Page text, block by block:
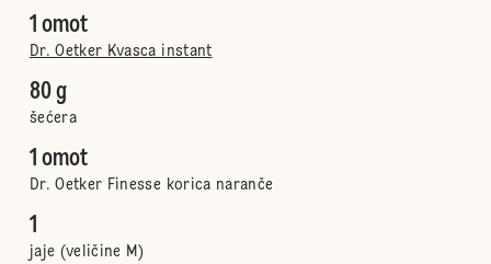
1 omot
Dr. Oetker Kvasca instant
80 g
šećera
1 omot
Dr. Oetker Finesse korica naranče
1
jaje (veličine M)